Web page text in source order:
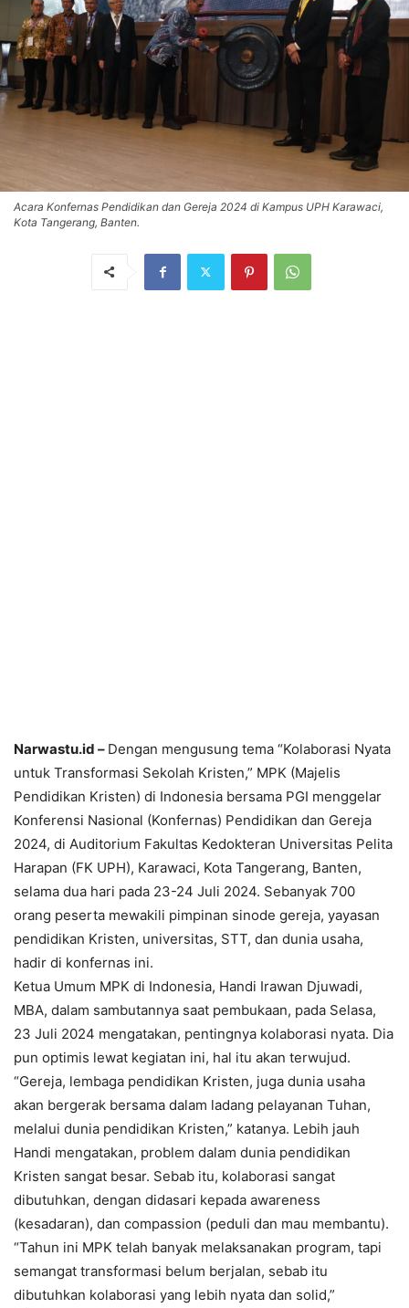
Acara Konfernas Pendidikan dan Gereja 2024 di Kampus UPH Karawaci,
Kota Tangerang, Banten.
Narwastu.id – Dengan mengusung tema “Kolaborasi Nyata
untuk Transformasi Sekolah Kristen,” MPK (Majelis
Pendidikan Kristen) di Indonesia bersama PGI menggelar
Konferensi Nasional (Konfernas) Pendidikan dan Gereja
2024, di Auditorium Fakultas Kedokteran Universitas Pelita
Harapan (FK UPH), Karawaci, Kota Tangerang, Banten,
selama dua hari pada 23-24 Juli 2024. Sebanyak 700
orang peserta mewakili pimpinan sinode gereja, yayasan
pendidikan Kristen, universitas, STT, dan dunia usaha,
hadir di konfernas ini.
Ketua Umum MPK di Indonesia, Handi Irawan Djuwadi,
MBA, dalam sambutannya saat pembukaan, pada Selasa,
23 Juli 2024 mengatakan, pentingnya kolaborasi nyata. Dia
pun optimis lewat kegiatan ini, hal itu akan terwujud.
“Gereja, lembaga pendidikan Kristen, juga dunia usaha
akan bergerak bersama dalam ladang pelayanan Tuhan,
melalui dunia pendidikan Kristen,” katanya. Lebih jauh
Handi mengatakan, problem dalam dunia pendidikan
Kristen sangat besar. Sebab itu, kolaborasi sangat
dibutuhkan, dengan didasari kepada awareness
(kesadaran), dan compassion (peduli dan mau membantu).
“Tahun ini MPK telah banyak melaksanakan program, tapi
semangat transformasi belum berjalan, sebab itu
dibutuhkan kolaborasi yang lebih nyata dan solid,”